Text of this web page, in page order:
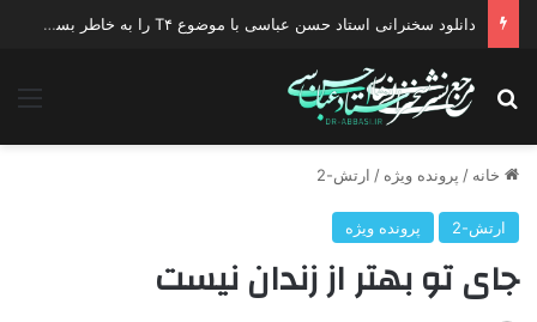
دانلود سخنرانی استاد حسن عباسی با موضوع T۴ را به خاطر بسپار !
جستجو برای
خانه / پرونده ویژه / ارتش-2
ارتش-2 پرونده ویژه
جای تو بهتر از زندان نیست